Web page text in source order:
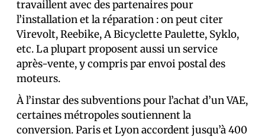
travaillent avec des partenaires pour
l’installation et la réparation : on peut citer
Virevolt, Reebike, A Bicyclette Paulette, Syklo,
etc. La plupart proposent aussi un service
après-vente, y compris par envoi postal des
moteurs.
À l’instar des subventions pour l’achat d’un VAE,
certaines métropoles soutiennent la
conversion. Paris et Lyon accordent jusqu’à 400